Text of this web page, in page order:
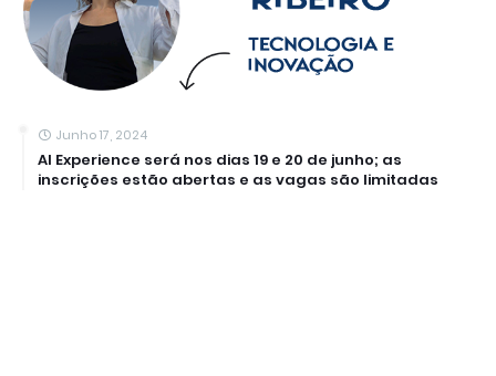
Junho 17, 2024
AI Experience será nos dias 19 e 20 de junho; as
inscrições estão abertas e as vagas são limitadas